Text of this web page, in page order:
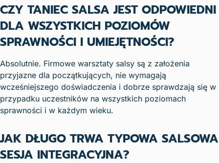
CZY TANIEC SALSA JEST ODPOWIEDNI
DLA WSZYSTKICH POZIOMÓW
SPRAWNOŚCI I UMIEJĘTNOŚCI?
Absolutnie. Firmowe warsztaty salsy są z założenia
przyjazne dla początkujących, nie wymagają
wcześniejszego doświadczenia i dobrze sprawdzają się w
przypadku uczestników na wszystkich poziomach
sprawności i w każdym wieku.
JAK DŁUGO TRWA TYPOWA SALSOWA
SESJA INTEGRACYJNA?